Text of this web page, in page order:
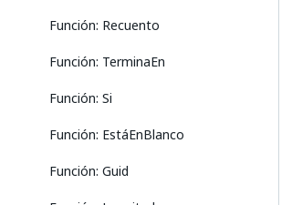
Función: Recuento
Función: TerminaEn
Función: Si
Función: EstáEnBlanco
Función: Guid